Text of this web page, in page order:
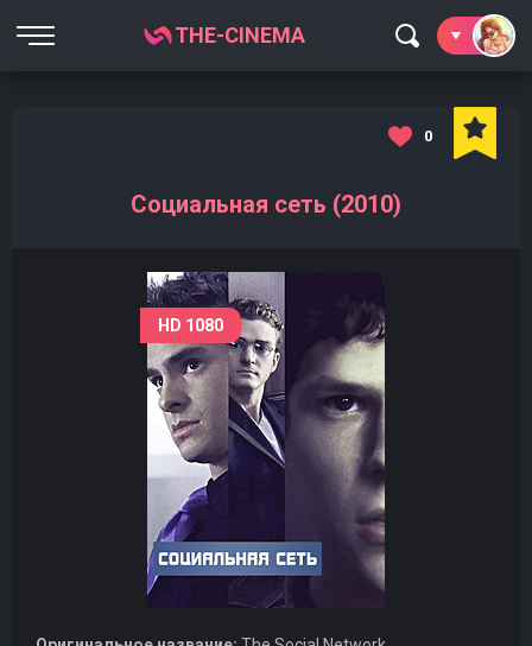
THE-CINEMA
Социальная сеть (2010)
0
HD 1080